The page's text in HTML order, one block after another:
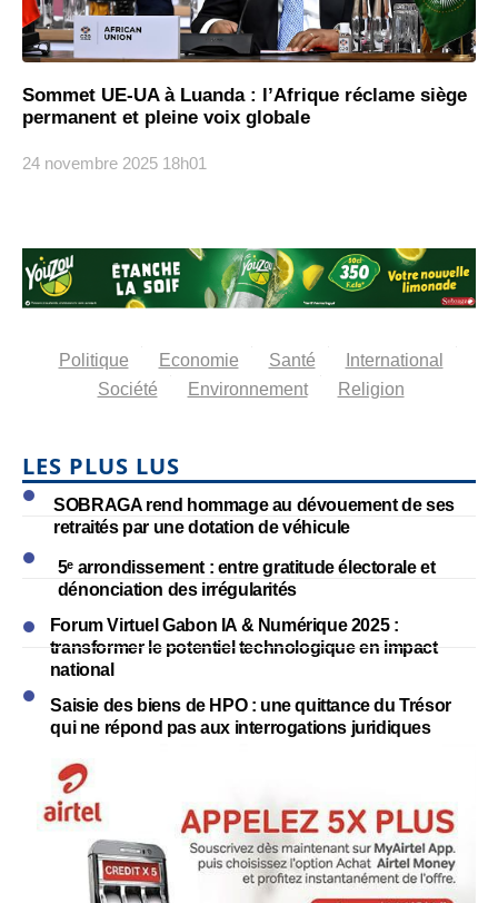
Sommet UE-UA à Luanda : l’Afrique réclame siège
permanent et pleine voix globale
24 novembre 2025 18h01
Politique Economie Santé
International
Société
Environnement Religion
LES PLUS LUS
SOBRAGA rend hommage au dévouement de ses
retraités par une dotation de véhicule
5ᵉ arrondissement : entre gratitude électorale et
dénonciation des irrégularités
Forum Virtuel Gabon IA & Numérique 2025 :
transformer le potentiel technologique en impact
national
Saisie des biens de HPO : une quittance du Trésor
qui ne répond pas aux interrogations juridiques